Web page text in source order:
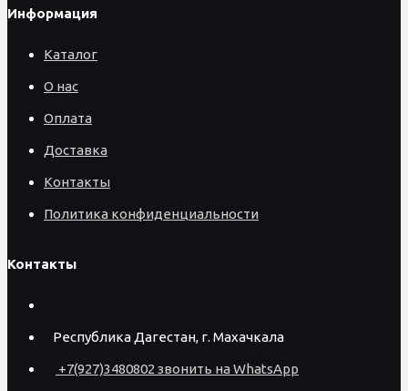
Информация
Каталог
О нас
Оплата
Доставка
Контакты
Политика конфиденциальности
Контакты
Республика Дагестан, г. Махачкала
+7(927)3480802 звонить на WhatsApp